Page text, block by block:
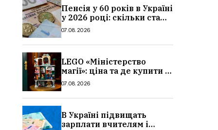
Пенсія у 60 років в Україні
у 2026 році: скільки стажу
потрібно, умови, кому
07.08.2026
LEGO «Міністерство
магії»: ціна та де купити в
Україні
07.08.2026
В Україні підвищать
зарплати вчителям і